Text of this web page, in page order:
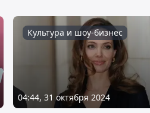
Культура и шоу-бизнес
04:44, 31 октября 2024